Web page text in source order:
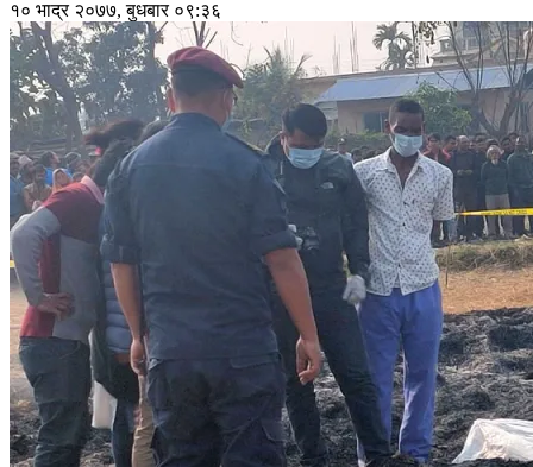
१० भाद्र २०७७, बुधबार ०९:३६